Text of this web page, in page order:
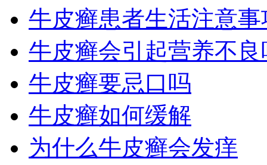
牛皮癣患者生活注意事
牛皮癣会引起营养不良
牛皮癣要忌口吗
牛皮癣如何缓解
为什么牛皮癣会发痒